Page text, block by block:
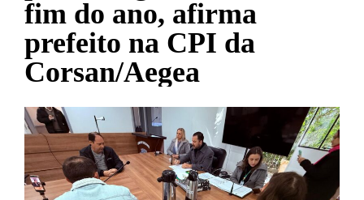
fim do ano, afirma
prefeito na CPI da
Corsan/Aegea